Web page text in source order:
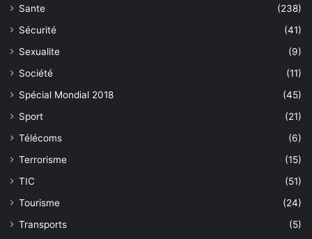
Sante
(238)
Sécurité
(41)
Sexualite
(9)
Société
(11)
Spécial Mondial 2018
(45)
Sport
(21)
Télécoms
(6)
Terrorisme
(15)
TIC
(51)
Tourisme
(24)
Transports
(5)